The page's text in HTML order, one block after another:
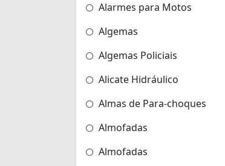
Alarmes para Motos
Algemas
Algemas Policiais
Alicate Hidráulico
Almas de Para-choques
Almofadas
Almofadas